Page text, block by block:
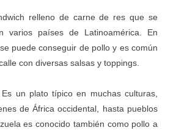
relleno de carne de res que se
varios países de Latinoamérica. En
puede conseguir de pollo y es común
con diversas salsas y toppings.
un plato típico en muchas culturas,
de África occidental, hasta pueblos
es conocido también como pollo a